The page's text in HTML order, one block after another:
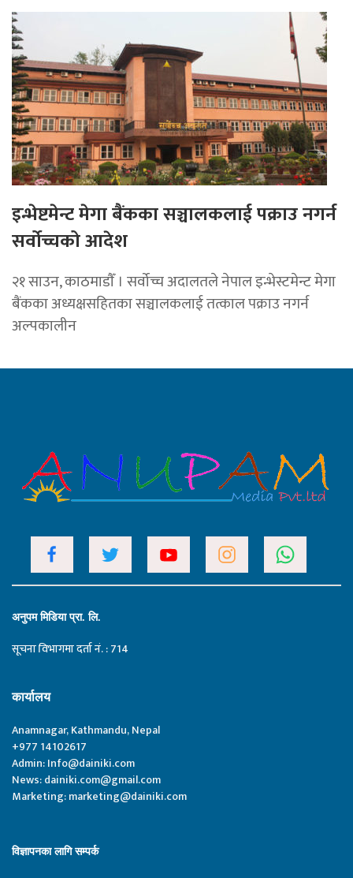
इन्भेष्टमेन्ट मेगा बैंकका सञ्चालकलाई पक्राउ नगर्न
सर्वोच्चको आदेश
२१ साउन, काठमाडाैँ । सर्वोच्च अदालतले नेपाल इन्भेस्टमेन्ट मेगा
बैंकका अध्यक्षसहितका सञ्चालकलाई तत्काल पक्राउ नगर्न
अल्पकालीन
अनुपम मिडिया प्रा. लि.
सूचना विभागमा दर्ता नं. : 714
कार्यालय
Anamnagar, Kathmandu, Nepal
+977 14102617
Admin:Info@dainiki.com
News:dainiki.com@gmail.com
Marketing:marketing@dainiki.com
विज्ञापनका लागि सम्पर्क